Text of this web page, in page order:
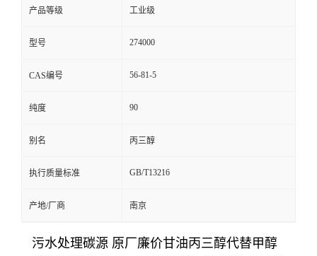
产品等级 工业级
型号 274000
CAS编号 56-81-5
纯度 90
别名 丙三醇
执行质量标准 GB/T13216
产地/厂商 南京
污水处理碳源 原厂廉价甘油丙三醇代替甲醇